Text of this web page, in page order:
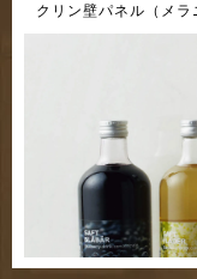
クリン壁パネル（メ